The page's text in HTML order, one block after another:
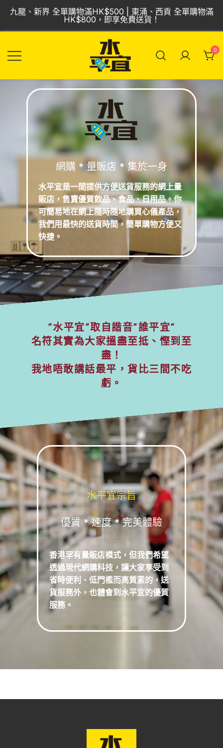
九龍、新界 全單購物滿HK$500 | 東涌、西貢 全單購物滿
HK$800，即享免費送貨！
Vmart 水平宜
飲品批發倉 | 專營
汽水、啤酒、紅
酒、食品
0
網購 * 量販店 * 集於一身
水平宜是一間提供方便送貨服務的網上量
販店，售賣優質飲品、食品、日用品。你
可簡易地在網上隨時隨地購買心儀產品，
我們用最快的送貨時間，簡單購物方便又
快捷。
”水平宜”取自諧音”誰平宜”
名符其實為大家搵盡至抵、慳到至
盡！
我地唔敢講話最平，貨比三間不吃
虧。
水平宜宗旨
優質 * 速度 * 完美體驗
香港罕有量販店模式，但我們希望
透過現代網購科技，讓大家享受到
省時便利、低門檻而高質素的，送
貨服務外，也體會到水平宜的優質
服務。